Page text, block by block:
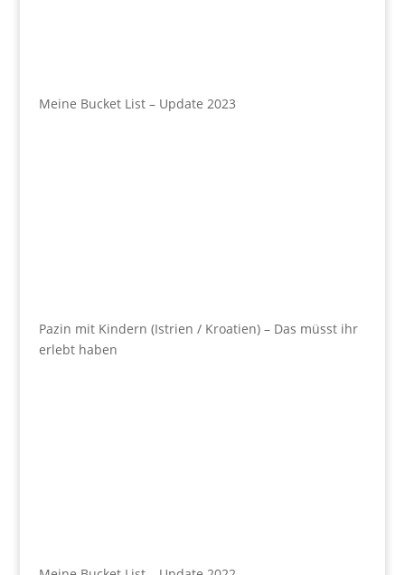
Meine Bucket List – Update 2023
Pazin mit Kindern (Istrien / Kroatien) – Das müsst ihr
erlebt haben